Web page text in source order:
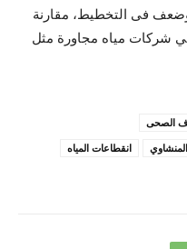
فى التخطيط، مقارنة
شركات مياه مجاورة مثل
الصحى
انقطاعات المياه